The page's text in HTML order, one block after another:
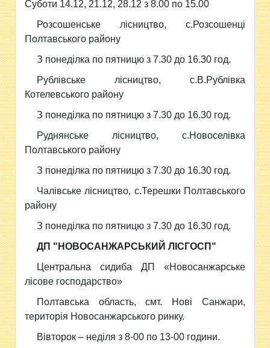
Суботи 14.12, 21.12, 28.12 з 8.00 по 15.00
Розсошенське лісництво, с.Розсошенці
Полтавського району
З понеділка по пятницю з 7.30 до 16.30 год.
Рублівське лісництво, с.В.Рублівка
Котелевського району
З понеділка по пятницю з 7.30 до 16.30 год.
Руднянське лісництво, с.Новоселівка
Полтавського району
З понеділка по пятницю з 7.30 до 16.30 год.
Чалівське лісництво, с.Терешки Полтавського
району
З понеділка по пятницю з 7.30 до 16.30 год.
ДП "НОВОСАНЖАРСЬКИЙ ЛІСГОСП"
Центральна сидиба ДП «Новосанжарське
лісове господарство»
Полтавська область, смт. Нові Санжари,
територія Новосанжарського ринку.
Вівторок – неділя з 8-00 по 13-00 години.